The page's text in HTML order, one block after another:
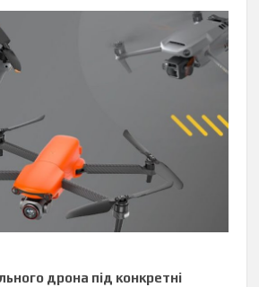
дрона під конкретні